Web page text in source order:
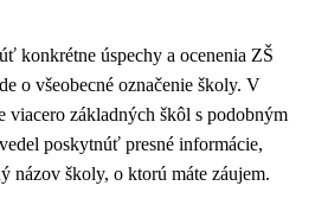
konkrétne úspechy a ocenenia ZŠ
o všeobecné označenie školy. V
viacero základných škôl s podobným
poskytnúť presné informácie,
názov školy, o ktorú máte záujem.